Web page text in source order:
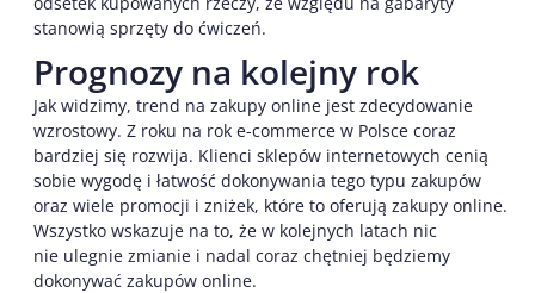
stanowią sprzęty do ćwiczeń.
Prognozy na kolejny rok
Jak widzimy, trend na zakupy online jest zdecydowanie
wzrostowy. Z roku na rok e-commerce w Polsce coraz
bardziej się rozwija. Klienci sklepów internetowych cenią
sobie wygodę i łatwość dokonywania tego typu zakupów
oraz wiele promocji i zniżek, które to oferują zakupy online.
Wszystko wskazuje na to, że w kolejnych latach nic
nie ulegnie zmianie i nadal coraz chętniej będziemy
dokonywać zakupów online.